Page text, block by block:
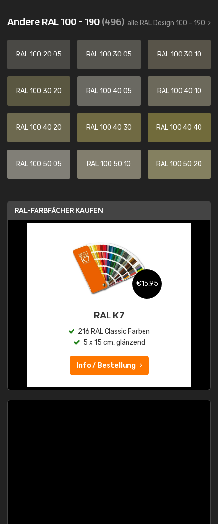
Andere RAL 100 - 190(496) alle RAL Design 100 - 190
RAL 100 20 05 RAL 100 30 05 RAL 100 30 10
RAL 100 30 20 RAL 100 40 05 RAL 100 40 10
RAL 100 40 20 RAL 100 40 30 RAL 100 40 40
RAL 100 50 05 RAL 100 50 10 RAL 100 50 20
RAL-FARBFÄCHER KAUFEN
€15,95
RAL K7
216 RAL Classic Farben
5 x 15 cm, glänzend
Info / Bestellung